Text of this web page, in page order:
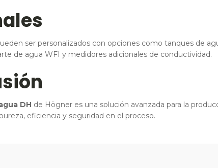
ser personalizados con opciones como tanques de
de agua WFI y medidores adicionales de conductividad.
DH de Högner es una solución avanzada para la
eficiencia y seguridad en el proceso.